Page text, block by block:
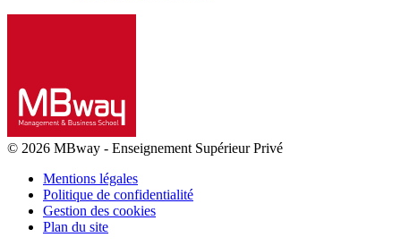
© 2026 MBway - Enseignement Supérieur Privé
Mentions légales
Politique de confidentialité
Gestion des cookies
Plan du site